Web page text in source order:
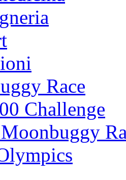
Race
Challenge